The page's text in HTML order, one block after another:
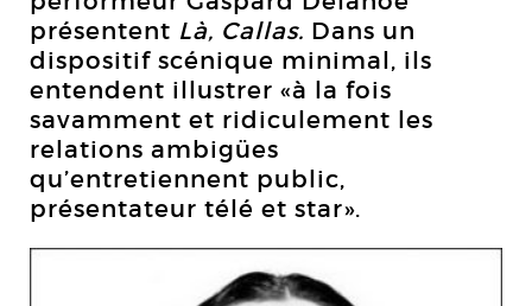
présentent Là, Callas. Dans un
dispositif scénique minimal, ils
entendent illustrer «à la fois
savamment et ridiculement les
relations ambigües
qu’entretiennent public,
présentateur télé et star».